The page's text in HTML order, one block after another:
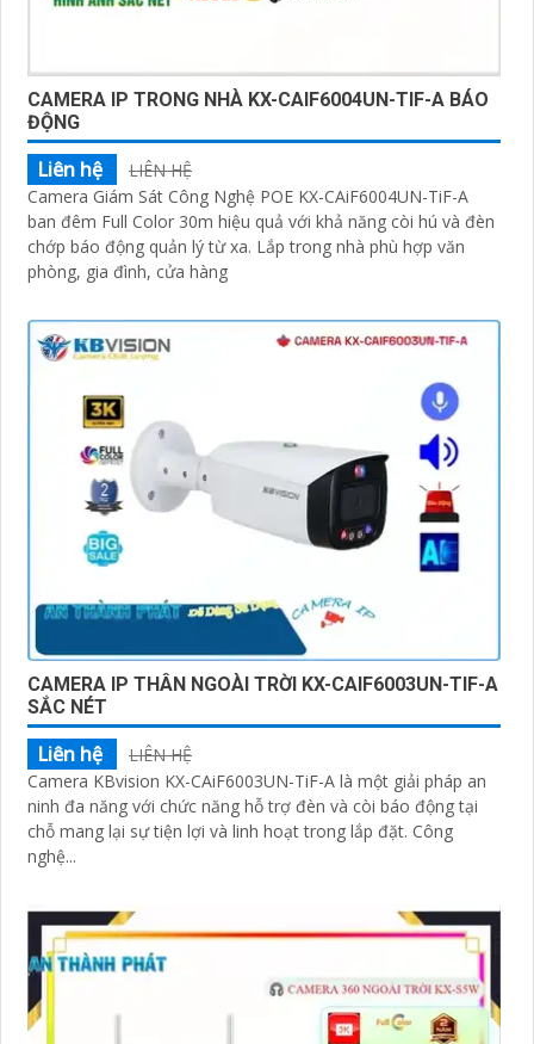
CAMERA IP TRONG NHÀ KX-CAIF6004UN-TIF-A BÁO
ĐỘNG
Liên hệ
LIÊN HỆ
Camera Giám Sát Công Nghệ POE KX-CAiF6004UN-TiF-A
ban đêm Full Color 30m hiệu quả với khả năng còi hú và đèn
chớp báo động quản lý từ xa. Lắp trong nhà phù hợp văn
phòng, gia đình, cửa hàng
CAMERA IP THÂN NGOÀI TRỜI KX-CAIF6003UN-TIF-A
SẮC NÉT
Liên hệ
LIÊN HỆ
Camera KBvision KX-CAiF6003UN-TiF-A là một giải pháp an
ninh đa năng với chức năng hỗ trợ đèn và còi báo động tại
chỗ mang lại sự tiện lợi và linh hoạt trong lắp đặt. Công
nghệ...